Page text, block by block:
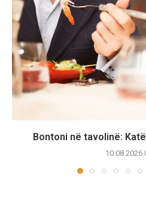
Bontoni në tavolinë:
10.08.2026